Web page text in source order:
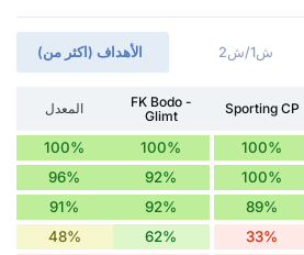
الأهداف (اكثر من) ش1/ش2
Sporting CP
FK Bodo -
Glimt
المعدل
100%
100%
100%
100%
92%
96%
89%
92%
91%
33%
62%
48%